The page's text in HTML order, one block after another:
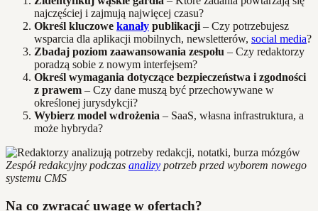
najczęściej i zajmują najwięcej czasu?
Określ kluczowe kanały publikacji – Czy potrzebujesz
wsparcia dla aplikacji mobilnych, newsletterów, social media?
Zbadaj poziom zaawansowania zespołu – Czy redaktorzy
poradzą sobie z nowym interfejsem?
Określ wymagania dotyczące bezpieczeństwa i zgodności
z prawem – Czy dane muszą być przechowywane w
określonej jurysdykcji?
Wybierz model wdrożenia – SaaS, własna infrastruktura, a
może hybryda?
Zespół redakcyjny podczas analizy potrzeb przed wyborem nowego
systemu CMS
Na co zwracać uwagę w ofertach?